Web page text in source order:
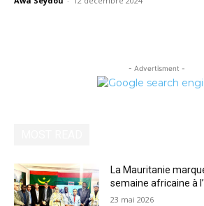
- Advertisment -
La Mauritanie
semaine africaine à
23 mai 2026